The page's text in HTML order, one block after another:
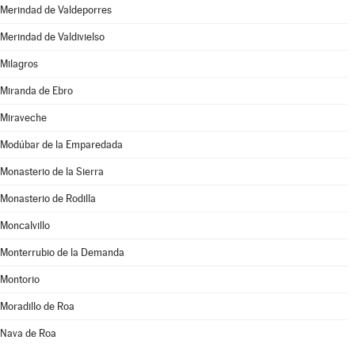
Merindad de Valdeporres
Merindad de Valdivielso
Milagros
Miranda de Ebro
Miraveche
Modúbar de la Emparedada
Monasterio de la Sierra
Monasterio de Rodilla
Moncalvillo
Monterrubio de la Demanda
Montorio
Moradillo de Roa
Nava de Roa